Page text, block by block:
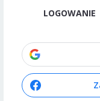
LOGOWANIE